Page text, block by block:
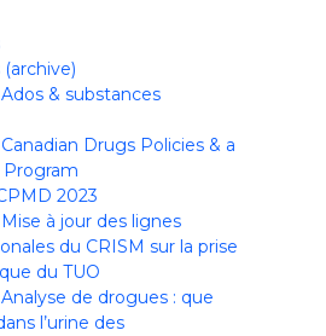
& substances
Drugs Policies & a
Program
2023
à jour des lignes
du CRISM sur la prise
du TUO
de drogues : que
l’urine des